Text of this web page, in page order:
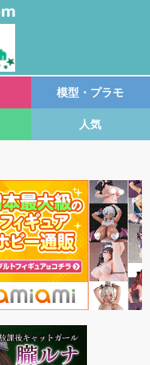
模型・プラモ
人気